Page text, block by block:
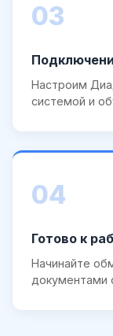
03
Настроим
системой и
04
Готово к
Начинайте
документами